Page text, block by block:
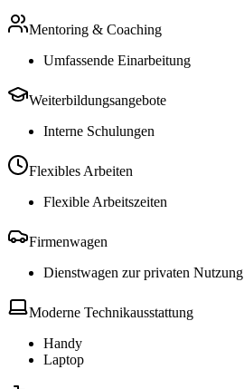
Mentoring & Coaching
Umfassende Einarbeitung
Weiterbildungsangebote
Interne Schulungen
Flexibles Arbeiten
Flexible Arbeitszeiten
Firmenwagen
Dienstwagen zur privaten Nutzung
Moderne Technikausstattung
Handy
Laptop